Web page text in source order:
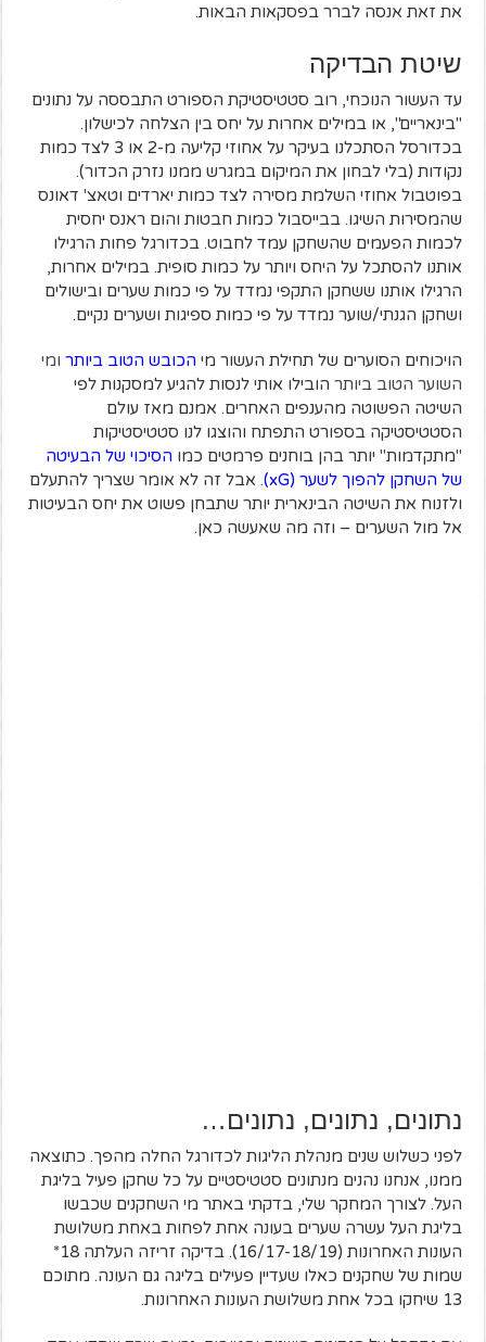
את זאת אנסה לברר בפסקאות הבאות.
שיטת הבדיקה
עד העשור הנוכחי, רוב סטטיסטיקת הספורט התבססה על נתונים
"בינאריים", או במילים אחרות על יחס בין הצלחה לכישלון.
בכדורסל הסתכלנו בעיקר על אחוזי קליעה מ-2 או 3 לצד כמות
נקודות (בלי לבחון את המיקום במגרש ממנו נזרק הכדור).
בפוטבול אחוזי השלמת מסירה לצד כמות יארדים וטאצ' דאונס
שהמסירות השיגו. בבייסבול כמות חבטות והום ראנס יחסית
לכמות הפעמים שהשחקן עמד לחבוט. בכדורגל פחות הרגילו
אותנו להסתכל על היחס ויותר על כמות סופית. במילים אחרות,
הרגילו אותנו ששחקן התקפי נמדד על פי כמות שערים ובישולים
ושחקן הגנתי/שוער נמדד על פי כמות ספיגות ושערים נקיים.
הויכוחים הסוערים של תחילת העשור מי הכובש הטוב ביותר ומי
השוער הטוב ביותר הובילו אותי לנסות להגיע למסקנות לפי
השיטה הפשוטה מהענפים האחרים. אמנם מאז עולם
הסטטיסטיקה בספורט התפתח והוצגו לנו סטטיסטיקות
"מתקדמות" יותר בהן בוחנים פרמטים כמו הסיכוי של הבעיטה
של השחקן להפוך לשער (xG)
. אבל זה לא אומר שצריך להתעלם
ולזנוח את השיטה הבינארית יותר שתבחן פשוט את יחס הבעיטות
אל מול השערים – וזה מה שאעשה כאן.
נתונים, נתונים, נתונים…
לפני כשלוש שנים מנהלת הליגות לכדורגל החלה מהפך. כתוצאה
ממנו, אנחנו נהנים מנתונים סטטיסטיים על כל שחקן פעיל בליגת
העל. לצורך המחקר שלי, בדקתי באתר מי השחקנים שכבשו
בליגת העל עשרה שערים בעונה אחת לפחות באחת משלושת
העונות האחרונות (16/17-18/19). בדיקה זריזה העלתה 18*
שמות של שחקנים כאלו שעדיין פעילים בליגה גם העונה. מתוכם
13 שיחקו בכל אחת משלושת העונות האחרונות.